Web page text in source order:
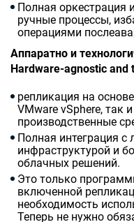
Полная оркестрация
ручные процессы,
операциями
Аппаратно и
Hardware-agnostic and
репликация на
VMware vSphere, так
производственные
Полная интеграция
инфраструктурой и
облачных решений.
Это только
включенной
необходимость
Теперь не нужно